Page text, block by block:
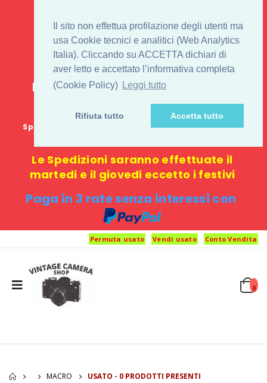
Il sito non effettua profilazione degli utenti ma
usa Cookie tecnici e analitici (Web Analytics
Italia). Cliccando su ACCETTA dichiari di
aver letto e accettato l’informativa completa
(Cookie Policy) Leggi tutto
Rifiuta tutto Accetta tutto
IL 1° STORE ON LINE
PENTAX USATO E
NUOVO
E-commerce 100% online: nessun
negozio fisico o punto di ritiro
Spedizione GRATUITA in Italia con spesa minima di
Le Spedizioni saranno effettuate il
martedi e il giovedi eccetto i festivi
Paga in 3 rate senza interessi con
Permuta usato Vendi usato Conto Vendita
0
MACRO USATO - 0 PRODOTTI PRESENTI